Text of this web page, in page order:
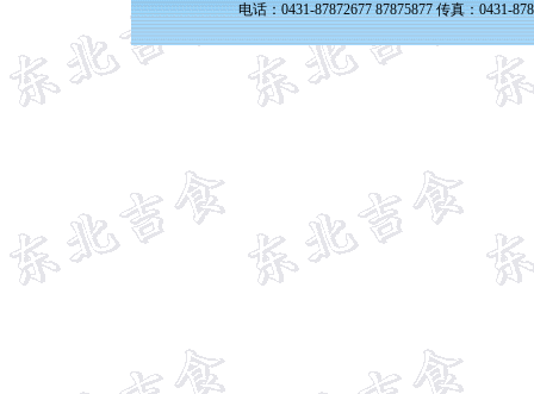
电话：0431-87872677 87875877 传真：0431-